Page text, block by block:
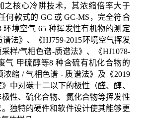
之核心冷阱技术，其浓缩倍率大于
何款式的 GC 或 GC-MS，完全符合
环境空气 65 种挥发性有机物的测定
法》、《HJ759-2015环境空气挥发
样/气相色谱-质谱法》、《HJ1078-
气 甲硫醇等8 种含硫有机化合物的
缩 / 气相色谱 - 质谱法》及《2019
中对碳十二以下的极性（醛、醇、
性、硫化合物、氮化合物等挥发性
独特的硬件和软件设计使其能够更